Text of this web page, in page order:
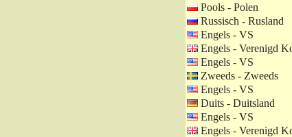
Pools - Polen
Russisch - Rusland
Engels - VS
Engels - Verenigd
Engels - VS
Zweeds - Zweeds
Engels - VS
Duits - Duitsland
Engels - VS
Engels - Verenigd